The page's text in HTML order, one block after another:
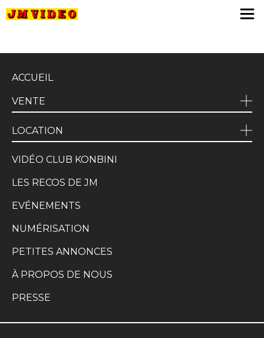
ACCUEIL
VENTE
LOCATION
VIDÉO CLUB KONBINI
LES RECOS DE JM
EVÉNEMENTS
NUMÉRISATION
PETITES ANNONCES
À PROPOS DE NOUS
PRESSE